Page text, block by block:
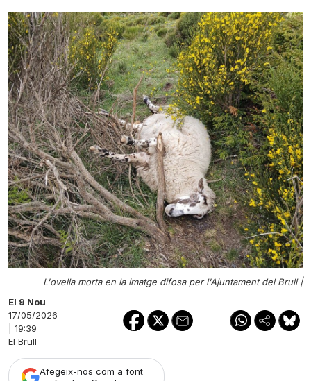
L'ovella morta en la imatge difosa per l'Ajuntament del Brull |
El 9 Nou
17/05/2026
| 19:39
El Brull
Afegeix-nos com a font